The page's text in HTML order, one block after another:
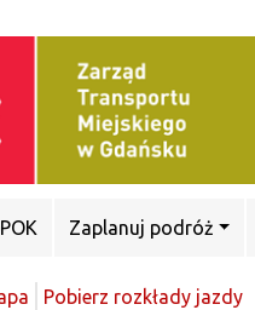
Zaplanuj podróż
Pobierz rozkłady jazdy